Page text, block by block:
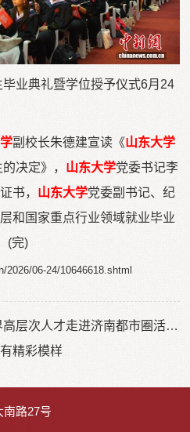
业典礼暨学位授予仪式6月24
副校长朱德建宣读《山东大学
决定》， 山东大学党委书记李
书， 山东大学党委副书记、纪
和国家重点行业领域就业毕业
(完)
2026/06-24/10646618.shtml
2026山东大学侨界高层次人才走进济南都市圈活动在长清启动
精彩模样
路27号